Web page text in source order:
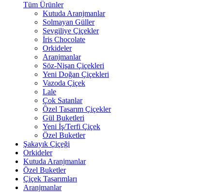
Tüm Ürünler
Kutuda Aranjmanlar
Solmayan Güller
Sevgiliye Çiçekler
İris Chocolate
Orkideler
Aranjmanlar
Söz-Nişan Çiçekleri
Yeni Doğan Çiçekleri
Vazoda Çiçek
Lale
Çok Satanlar
Özel Tasarım Çiçekler
Gül Buketleri
Yeni İş/Terfi Çiçek
Özel Buketler
Şakayık Çiçeği
Orkideler
Kutuda Aranjmanlar
Özel Buketler
Çiçek Tasarımları
Aranjmanlar